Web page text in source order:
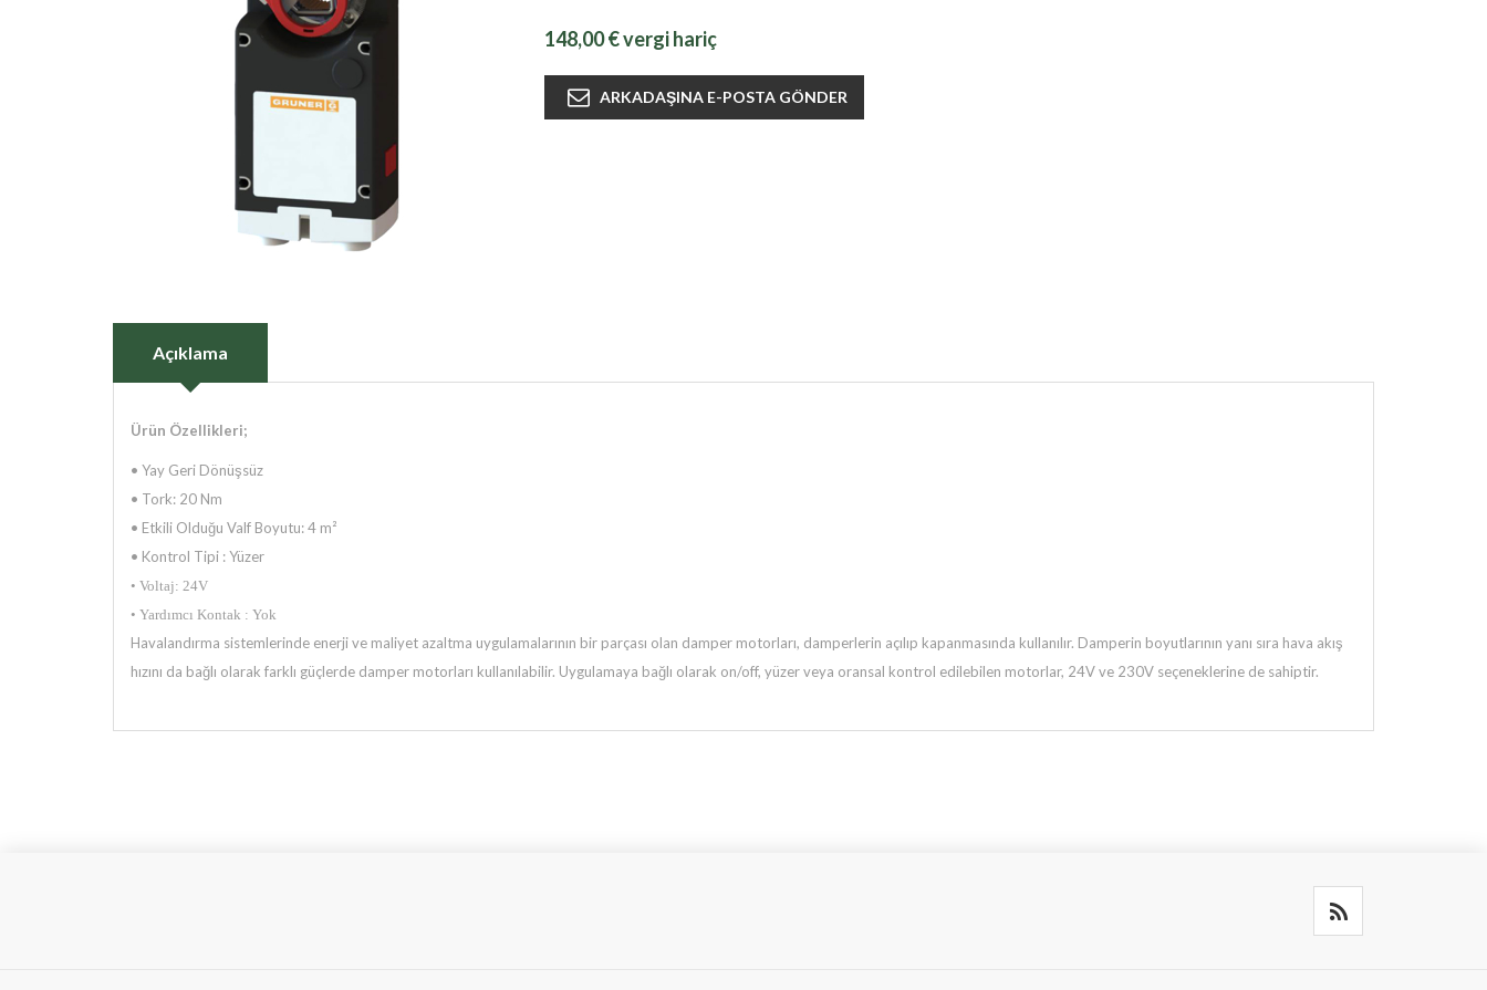
148,00 € vergi hariç
Açıklama
Ürün Özellikleri;
• Yay Geri Dönüşsüz
• Tork: 20 Nm
• Etkili Olduğu Valf Boyutu: 4 m²
• Kontrol Tipi : Yüzer
• Voltaj: 24V
• Yardımcı Kontak : Yok
Havalandırma sistemlerinde enerji ve maliyet azaltma uygulamalarının bir parçası olan damper motorları, damperlerin açılıp kapanmasında kullanılır. Damperin boyutlarının yanı sıra hava akış
hızını da bağlı olarak farklı güçlerde damper motorları kullanılabilir. Uygulamaya bağlı olarak on/off, yüzer veya oransal kontrol edilebilen motorlar, 24V ve 230V seçeneklerine de sahiptir.